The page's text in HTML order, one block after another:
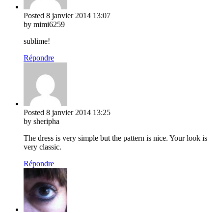
Posted 8 janvier 2014 13:07
by mimi6259
sublime!
Répondre
Posted 8 janvier 2014 13:25
by sheripha
The dress is very simple but the pattern is nice. Your look is
very classic.
Répondre